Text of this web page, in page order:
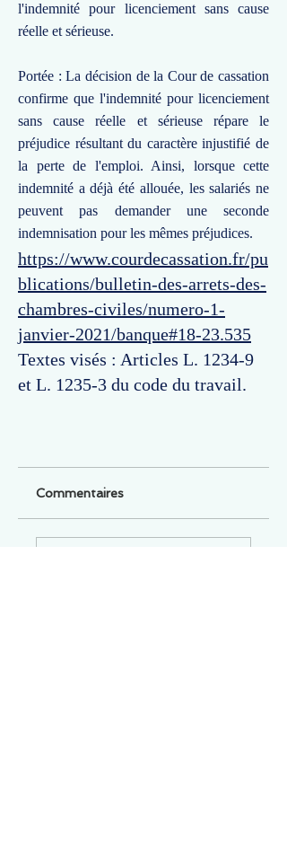
l'indemnité pour licenciement sans cause
réelle et sérieuse.
Portée : La décision de la Cour de cassation
confirme que l'indemnité pour licenciement
sans cause réelle et sérieuse répare le
préjudice résultant du caractère injustifié de
la perte de l'emploi. Ainsi, lorsque cette
indemnité a déjà été allouée, les salariés ne
peuvent pas demander une seconde
indemnisation pour les mêmes préjudices.
https://www.courdecassation.fr/pu
blications/bulletin-des-arrets-des-
chambres-civiles/numero-1-
janvier-2021/banque#18-23.535
Textes visés : Articles L. 1234-9
et L. 1235-3 du code du travail.
Commentaires